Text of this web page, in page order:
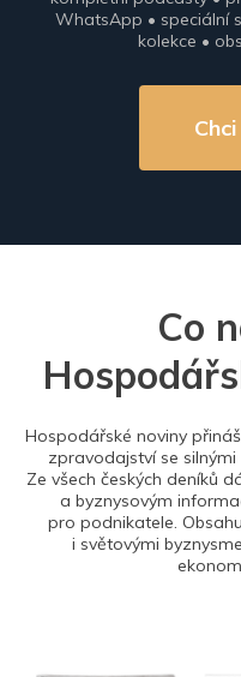
WhatsApp • speciální
kolekce •
Co
Hospodářské noviny
zpravodajství se
Ze všech českých deníků
a byznysovým
pro podnikatele.
i světovými